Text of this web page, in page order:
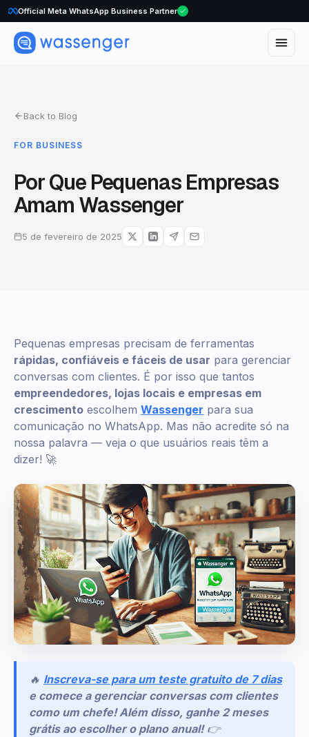
Official Meta WhatsApp Business Partner
Back to Blog
FOR BUSINESS
Por Que Pequenas Empresas
Amam Wassenger
5 de fevereiro de 2025
Pequenas empresas precisam de ferramentas
rápidas, confiáveis e fáceis de usar para gerenciar
conversas com clientes. É por isso que tantos
empreendedores, lojas locais e empresas em
crescimento escolhem Wassenger para sua
comunicação no WhatsApp. Mas não acredite só na
nossa palavra — veja o que usuários reais têm a
dizer! 🚀
🔥 Inscreva-se para um teste gratuito de 7 dias
e comece a gerenciar conversas com clientes
como um chefe! Além disso, ganhe 2 meses
grátis ao escolher o plano anual! 👉